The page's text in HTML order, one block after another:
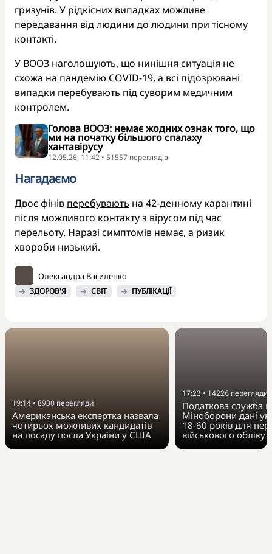
гризунів. У рідкісних випадках можливе
передавання від людини до людини при тісному
контакті.
У ВООЗ наголошують, що нинішня ситуація не
схожа на пандемію COVID-19, а всі підозрювані
випадки перебувають під суворим медичним
контролем.
Голова ВООЗ: немає жодних ознак того, що
ми на початку більшого спалаху
хантавірусу
12.05.26, 11:42 • 51557 переглядiв
Нагадаємо
Двоє фінів перебувають на 42-денному карантині
після можливого контакту з вірусом під час
перельоту. Наразі симптомів немає, а ризик
хвороби низький.
Олександра Василенко
ЗДОРОВ'Я СВІТ ПУБЛІКАЦІЇ
19:14 • 8930 перегляди
Американська експертка назвала
чотирьох можливих кандидатів
на посаду посла України у США
17:23 • 14226 перегляди
Податкова служба
Міноборони дані
18-60 років для
військового обліку